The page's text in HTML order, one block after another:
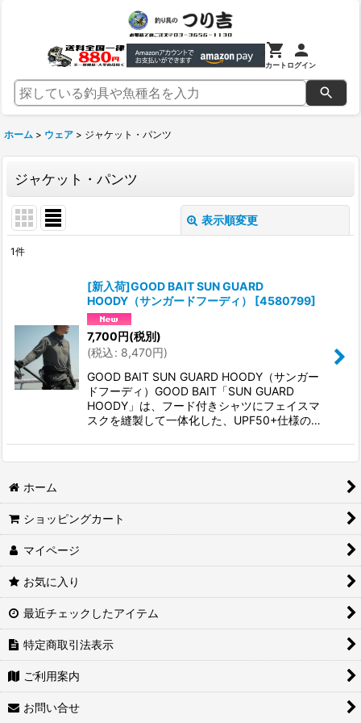
カートログイン
ホーム > ウェア > ジャケット・パンツ
ジャケット・パンツ
表示順変更
絞り込む
1件
[新入荷]GOOD BAIT SUN GUARD
HOODY（サンガードフーディ）
[4580799]
7,700円(税別)
(税込: 8,470円)
GOOD BAIT SUN GUARD HOODY（サンガー
ドフーディ）GOOD BAIT「SUN GUARD
HOODY」は、フード付きシャツにフェイスマ
スクを縫製して一体化した、UPF50+仕様の…
ホーム
ショッピングカート
マイページ
お気に入り
最近チェックしたアイテム
特定商取引法表示
ご利用案内
お問い合せ